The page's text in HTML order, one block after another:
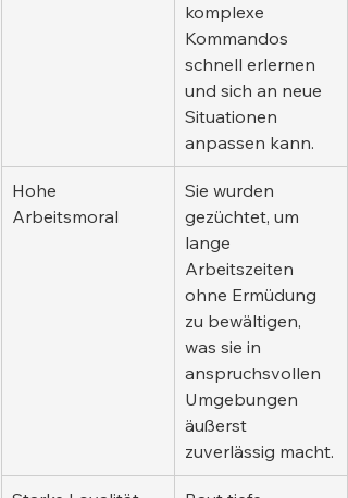
komplexe
Kommandos
schnell erlernen
und sich an neue
Situationen
anpassen kann.
Hohe
Arbeitsmoral
Sie wurden
gezüchtet, um
lange
Arbeitszeiten
ohne Ermüdung
zu bewältigen,
was sie in
anspruchsvollen
Umgebungen
äußerst
zuverlässig macht.